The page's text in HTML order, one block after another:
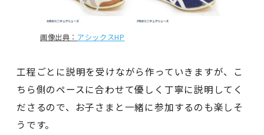
画像出典： アシックスHP
工程ごとに説明を受けながら作っていきますが、こ
ちら側のペースに合わせて優しく丁寧に説明してく
ださるので、お子さまと一緒に参加するのも楽しそ
うです。